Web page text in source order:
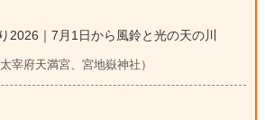
2026｜7月1日から風鈴と光の天の川
宰府天満宮、宮地嶽神社）